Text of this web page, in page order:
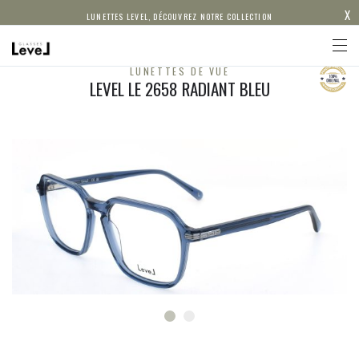
LUNETTES LEVEL, DÉCOUVREZ NOTRE COLLECTION X
LUNETTES DE VUE
LEVEL LE 2658 RADIANT BLEU